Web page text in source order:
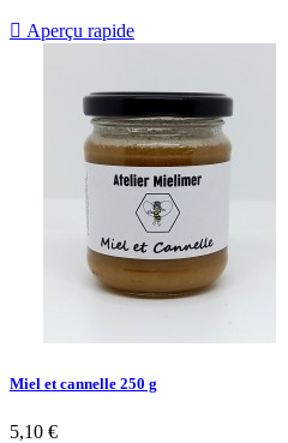
 Aperçu rapide
Miel et cannelle 250 g
5,10 €